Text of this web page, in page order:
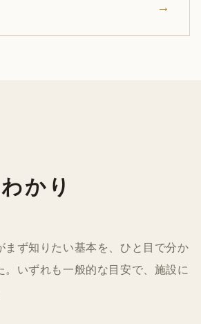
→
かり
まず知りたい基本を、ひと目で分か
。いずれも一般的な目安で、施設に